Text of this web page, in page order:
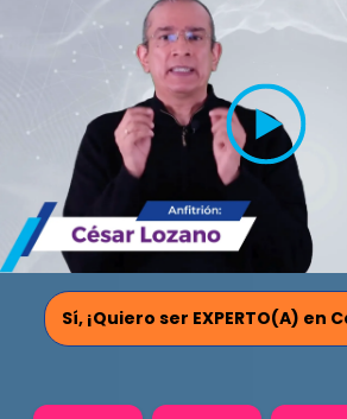
Sí, ¡Quiero ser EXPERTO(A) en